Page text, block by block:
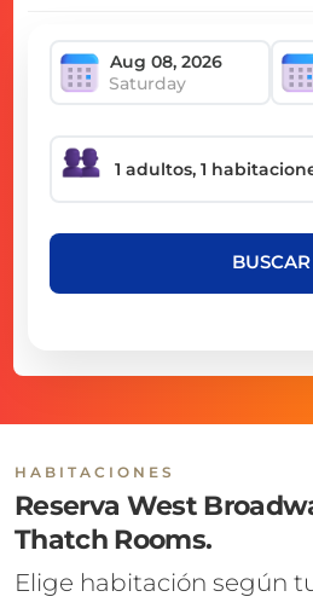
Saturday
BUSCAR
HABITACIONES
Reserva West
Thatch Rooms.
Elige habitación según